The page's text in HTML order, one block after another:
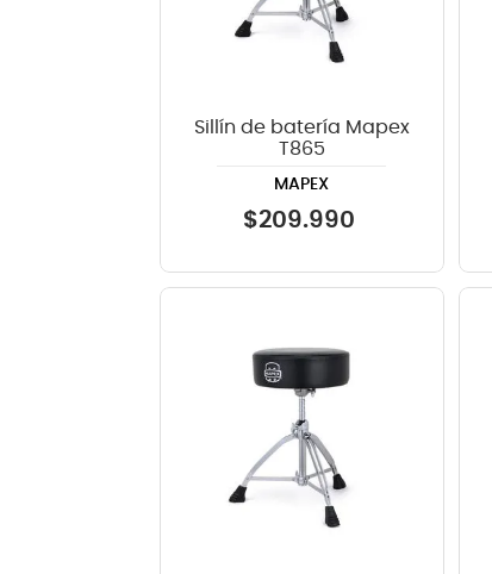
Sillín de batería Mapex
T865
MAPEX
$209.990